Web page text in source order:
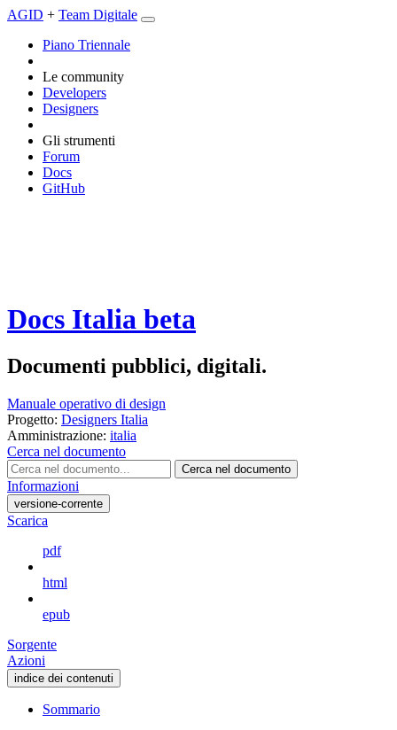
AGID + Team Digitale
Piano Triennale
Le community
Developers
Designers
Gli strumenti
Forum
Docs
GitHub
Docs Italia beta
Documenti pubblici, digitali.
Manuale operativo di design
Progetto: Designers Italia
Amministrazione: italia
Cerca nel documento
Cerca nel documento
Informazioni
versione-corrente
Scarica
pdf
html
epub
Sorgente
Azioni
indice dei contenuti
Sommario